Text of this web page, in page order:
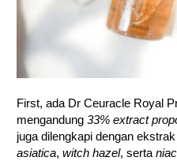
First, ada Dr Ceuracle Royal
mengandung 33% extract
juga dilengkapi dengan ekstrak
asiatica, witch hazel, serta